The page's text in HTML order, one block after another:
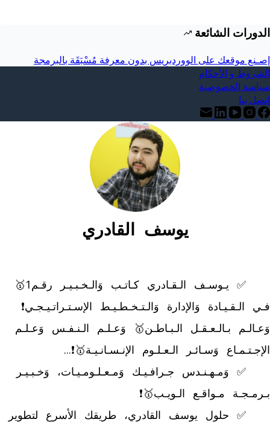
الدورات الشائعة
إصـنع موقعك على الووردبرِيس بدون معرفة مُسْبَقَة بالبرمجة
الشروط و الأحكام
سياسة الخصوصية
إتصل بنا
يوسف القادري